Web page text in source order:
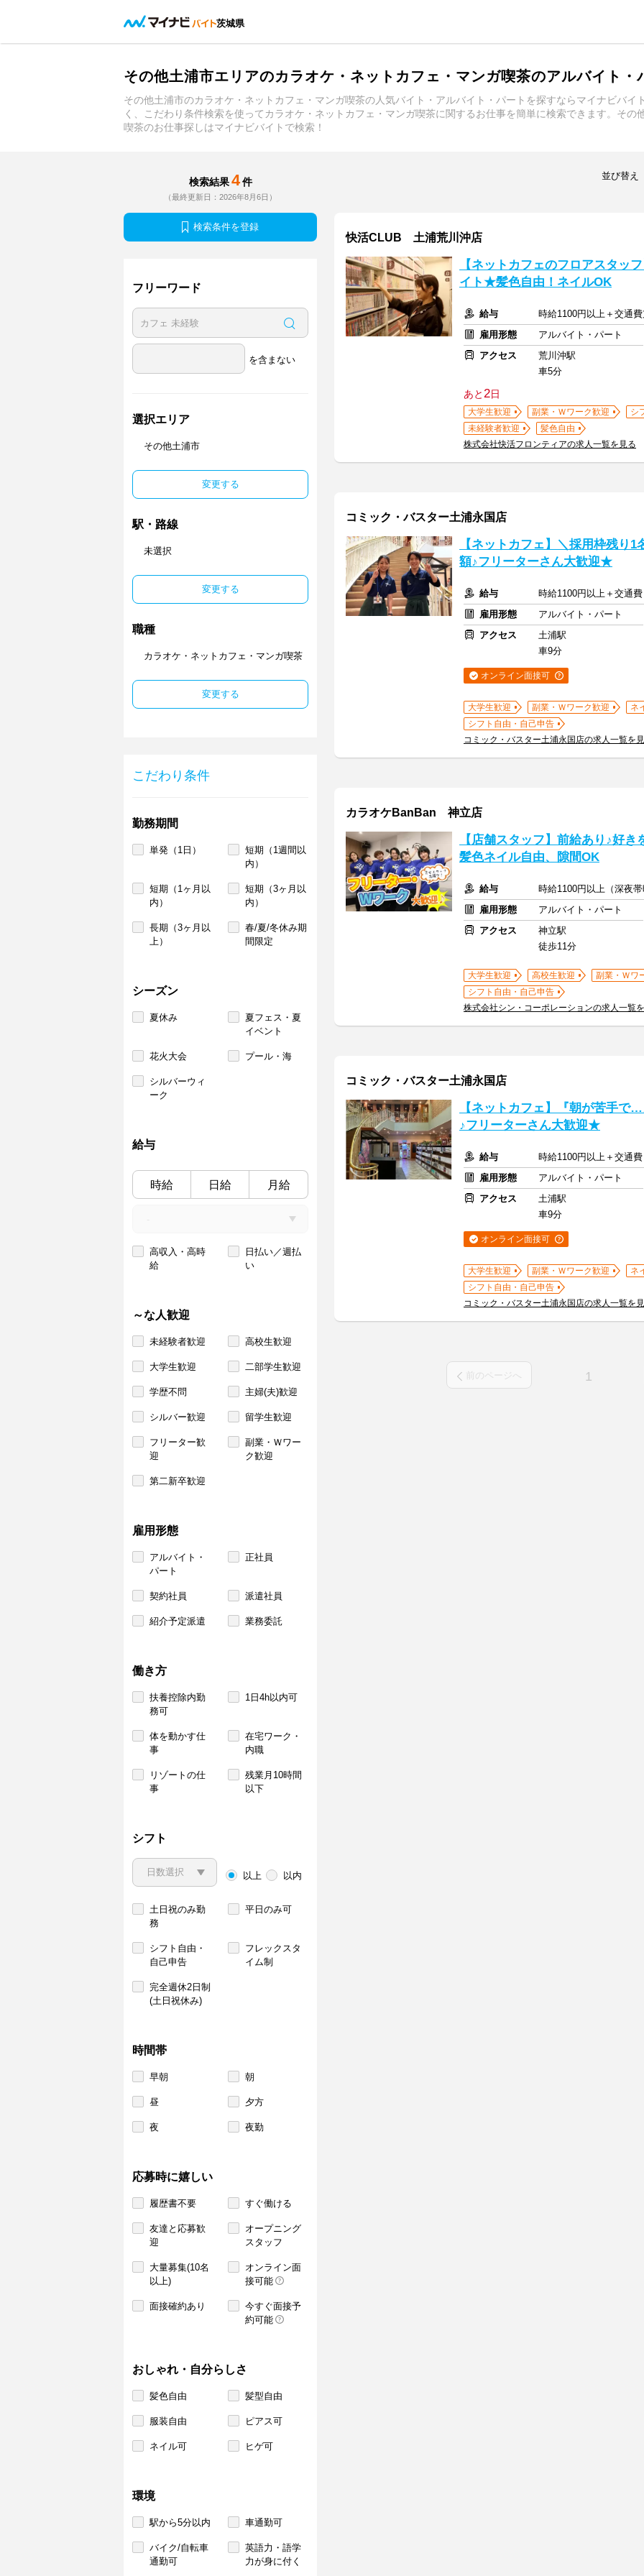
茨城県
その他土浦市エリアのカラオケ・ネットカフェ・マンガ喫茶のアルバイト・
その他土浦市のカラオケ・ネットカフェ・マンガ喫茶の人気バイト・アルバイト・パートを探すならマイナビバイ
く、こだわり条件検索を使ってカラオケ・ネットカフェ・マンガ喫茶に関するお仕事を簡単に検索できます。そ
喫茶のお仕事探しはマイナビバイトで検索！
検索結果 4 件
（最終更新日：2026年8月6日）
検索条件を登録
フリーワード
を含まない
選択エリア
その他土浦市
変更する
駅・路線
未選択
変更する
職種
カラオケ・ネットカフェ・マンガ喫茶
変更する
こだわり条件
勤務期間
単発（1日）
短期（1週間以
内）
短期（1ヶ月以
内）
短期（3ヶ月以
内）
長期（3ヶ月以
上）
春/夏/冬休み期
間限定
シーズン
夏休み
夏フェス・夏
イベント
花火大会 プール・海
シルバーウィ
ーク
給与
時給 日給 月給
高収入・高時
給
日払い／週払
い
～な人歓迎
未経験者歓迎 高校生歓迎
大学生歓迎 二部学生歓迎
学歴不問 主婦(夫)歓迎
シルバー歓迎 留学生歓迎
フリーター歓
迎
副業・Ｗワー
ク歓迎
第二新卒歓迎
雇用形態
アルバイト・
パート
正社員
契約社員 派遣社員
紹介予定派遣 業務委託
働き方
扶養控除内勤
務可
1日4h以内可
体を動かす仕
事
在宅ワーク・
内職
リゾートの仕
事
残業月10時間
以下
シフト
以上 以内
土日祝のみ勤
務
平日のみ可
シフト自由・
自己申告
フレックスタ
イム制
完全週休2日制
(土日祝休み)
時間帯
早朝 朝
昼 夕方
夜 夜勤
応募時に嬉しい
履歴書不要 すぐ働ける
友達と応募歓
迎
オープニング
スタッフ
大量募集(10名
以上)
オンライン面
接可能
面接確約あり
今すぐ面接予
約可能
おしゃれ・自分らしさ
髪色自由 髪型自由
服装自由 ピアス可
ネイル可 ヒゲ可
環境
駅から5分以内 車通勤可
バイク/自転車
通勤可
英語力・語学
力が身に付く
並び替え
快活CLUB 土浦荒川沖店
【ネットカフェのフロアスタッ
イト★髪色自由！ネイルOK
給与
時給1100円以上＋交通
雇用形態
アルバイト・パート
アクセス
荒川沖駅
車5分
あと2日
大学生歓迎 副業・Ｗワーク歓迎
シ
未経験者歓迎
髪色自由
株式会社快活フロンティアの求人一覧を見る
コミック・バスター土浦永国店
【ネットカフェ】＼採用枠残り
額♪フリーターさん大歓迎★
給与
時給1100円以上＋交通費
雇用形態
アルバイト・パート
アクセス
土浦駅
車9分
オンライン面接可
大学生歓迎 副業・Ｗワーク歓迎 ネ
シフト自由・自己申告
コミック・バスター土浦永国店の求人一覧を
カラオケBanBan 神立店
【店舗スタッフ】前給あり♪好
髪色ネイル自由、隙間OK
給与
時給1100円以上（深夜
雇用形態
アルバイト・パート
アクセス
神立駅
徒歩11分
大学生歓迎 高校生歓迎 副業・Ｗワ
シフト自由・自己申告
株式会社シン・コーポレーションの求人一覧
コミック・バスター土浦永国店
【ネットカフェ】『朝が苦手
♪フリーターさん大歓迎★
給与
時給1100円以上＋交通費
雇用形態
アルバイト・パート
アクセス
土浦駅
車9分
オンライン面接可
大学生歓迎 副業・Ｗワーク歓迎 ネ
シフト自由・自己申告
コミック・バスター土浦永国店の求人一覧を
前のページへ 1